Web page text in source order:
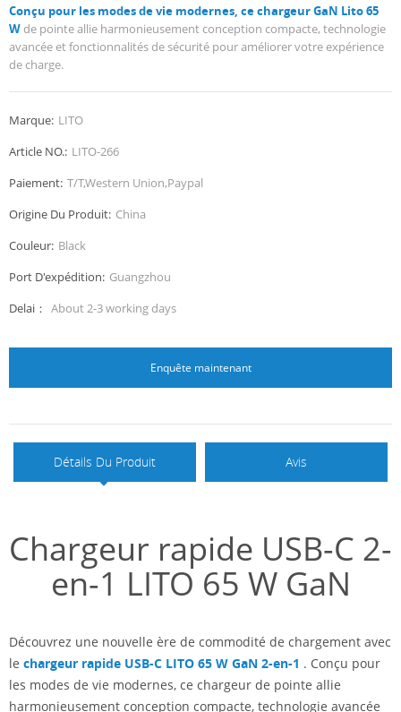
Conçu pour les modes de vie modernes, ce chargeur GaN Lito 65
Wde pointe allie harmonieusement conception compacte, technologie
avancée et fonctionnalités de sécurité pour améliorer votre expérience
de charge.
Marque: LITO
Article NO.: LITO-266
Paiement: T/T,Western Union,Paypal
Origine Du Produit: China
Couleur: Black
Port D'expédition: Guangzhou
Delai： About 2-3 working days
Enquête maintenant
Détails Du Produit Avis
Chargeur rapide USB-C 2-
en-1 LITO 65 W GaN
Découvrez une nouvelle ère de commodité de chargement avec
le chargeur rapide USB-C LITO 65 W GaN 2-en-1 . Conçu pour
les modes de vie modernes, ce chargeur de pointe allie
harmonieusement conception compacte, technologie avancée